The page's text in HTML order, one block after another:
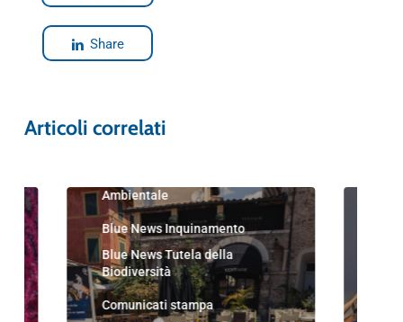
Share
Articoli correlati
Ambientale
Blue News Inquinamento
Blue News Tutela della
Biodiversità
Comunicati stampa